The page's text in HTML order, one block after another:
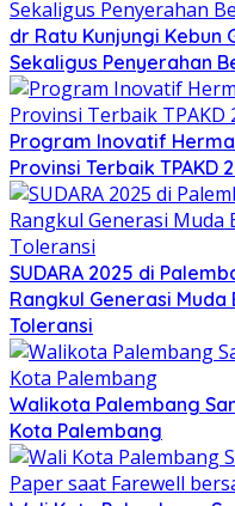
dr Ratu Kunjungi Kebun
Sekaligus Penyerahan
Program Inovatif
Provinsi Terbaik TPAKD
SUDARA 2025 di
Rangkul Generasi
Toleransi
Walikota Palembang
Kota Palembang